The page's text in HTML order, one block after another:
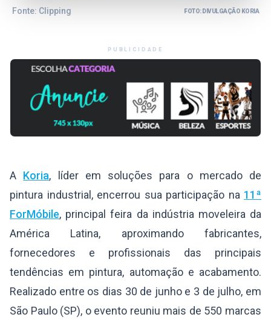
Fonte: Clipping FOTO: DIVULGAÇÃO KORIA
PUBLICIDADE
A Koria, líder em soluções para o mercado de
pintura industrial, encerrou sua participação na 11ª
ForMóbile, principal feira da indústria moveleira da
América Latina, aproximando fabricantes,
fornecedores e profissionais das principais
tendências em pintura, automação e acabamento.
Realizado entre os dias 30 de junho e 3 de julho, em
São Paulo (SP), o evento reuniu mais de 550 marcas